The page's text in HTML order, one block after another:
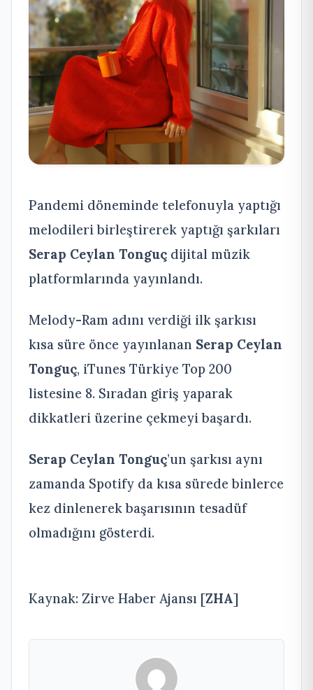
Pandemi döneminde telefonuyla yaptığı
melodileri birleştirerek yaptığı şarkıları
Serap Ceylan Tonguç dijital müzik
platformlarında yayınlandı.
Melody-Ram adını verdiği ilk şarkısı
kısa süre önce yayınlanan Serap Ceylan
Tonguç, iTunes Türkiye Top 200
listesine 8. Sıradan giriş yaparak
dikkatleri üzerine çekmeyi başardı.
Serap Ceylan Tonguç’un şarkısı aynı
zamanda Spotify da kısa sürede binlerce
kez dinlenerek başarısının tesadüf
olmadığını gösterdi.
Kaynak: Zirve Haber Ajansı [ZHA]